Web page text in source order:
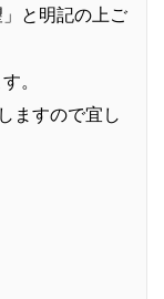
と明記の上ご
。
ますので宜し